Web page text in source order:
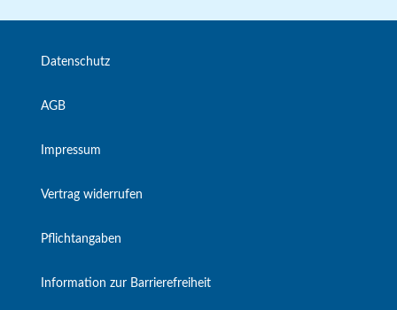
Datenschutz
AGB
Impressum
Vertrag widerrufen
Pflichtangaben
Information zur Barrierefreiheit